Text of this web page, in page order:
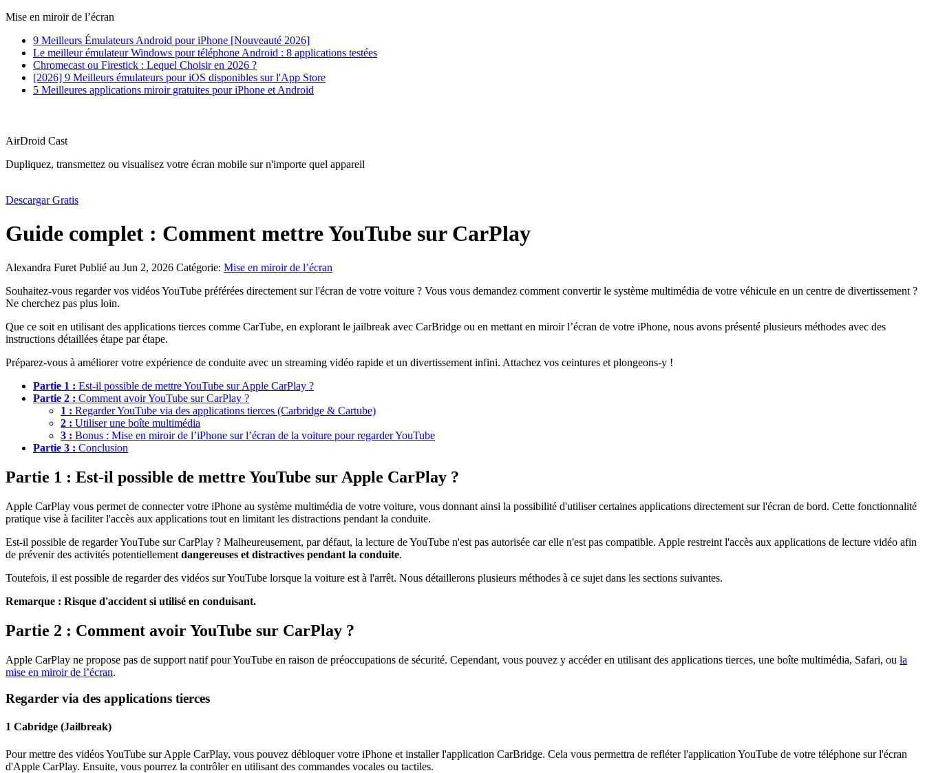
Mise en miroir de l’écran
9 Meilleurs Émulateurs Android pour iPhone [Nouveauté 2026]
Le meilleur émulateur Windows pour téléphone Android : 8 applications testées
Chromecast ou Firestick : Lequel Choisir en 2026 ?
[2026] 9 Meilleurs émulateurs pour iOS disponibles sur l'App Store
5 Meilleures applications miroir gratuites pour iPhone et Android
AirDroid Cast
Dupliquez, transmettez ou visualisez votre écran mobile sur n'importe quel appareil
Descargar Gratis
Guide complet : Comment mettre YouTube sur CarPlay
Alexandra Furet Publié au Jun 2, 2026 Catégorie: Mise en miroir de l’écran
Souhaitez-vous regarder vos vidéos YouTube préférées directement sur l'écran de votre voiture ? Vous vous demandez comment convertir le système multimédia de votre véhicule en un centre de divertissement ?
Ne cherchez pas plus loin.
Que ce soit en utilisant des applications tierces comme CarTube, en explorant le jailbreak avec CarBridge ou en mettant en miroir l’écran de votre iPhone, nous avons présenté plusieurs méthodes avec des
instructions détaillées étape par étape.
Préparez-vous à améliorer votre expérience de conduite avec un streaming vidéo rapide et un divertissement infini. Attachez vos ceintures et plongeons-y !
Partie 1 : Est-il possible de mettre YouTube sur Apple CarPlay ?
Partie 2 : Comment avoir YouTube sur CarPlay ?
1 : Regarder YouTube via des applications tierces (Carbridge & Cartube)
2 : Utiliser une boîte multimédia
3 : Bonus : Mise en miroir de l’iPhone sur l’écran de la voiture pour regarder YouTube
Partie 3 : Conclusion
Partie 1 : Est-il possible de mettre YouTube sur Apple CarPlay ?
Apple CarPlay vous permet de connecter votre iPhone au système multimédia de votre voiture, vous donnant ainsi la possibilité d'utiliser certaines applications directement sur l'écran de bord. Cette fonctionnalité
pratique vise à faciliter l'accès aux applications tout en limitant les distractions pendant la conduite.
Est-il possible de regarder YouTube sur CarPlay ? Malheureusement, par défaut, la lecture de YouTube n'est pas autorisée car elle n'est pas compatible. Apple restreint l'accès aux applications de lecture vidéo afin
de prévenir des activités potentiellement dangereuses et distractives pendant la conduite.
Toutefois, il est possible de regarder des vidéos sur YouTube lorsque la voiture est à l'arrêt. Nous détaillerons plusieurs méthodes à ce sujet dans les sections suivantes.
Remarque : Risque d'accident si utilisé en conduisant.
Partie 2 : Comment avoir YouTube sur CarPlay ?
Apple CarPlay ne propose pas de support natif pour YouTube en raison de préoccupations de sécurité. Cependant, vous pouvez y accéder en utilisant des applications tierces, une boîte multimédia, Safari, ou la
mise en miroir de l’écran.
Regarder via des applications tierces
1 Cabridge (Jailbreak)
Pour mettre des vidéos YouTube sur Apple CarPlay, vous pouvez débloquer votre iPhone et installer l'application CarBridge. Cela vous permettra de refléter l'application YouTube de votre téléphone sur l'écran
d'Apple CarPlay. Ensuite, vous pourrez la contrôler en utilisant des commandes vocales ou tactiles.